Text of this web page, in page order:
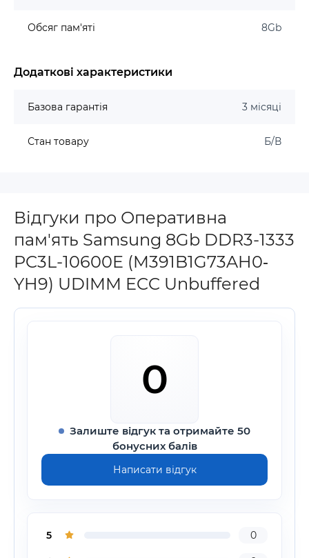
Обсяг пам'яті 8Gb
Додаткові характеристики
Базова гарантія 3 місяці
Стан товару Б/В
Відгуки про Оперативна
пам'ять Samsung 8Gb DDR3-1333
PC3L-10600E (M391B1G73AH0‐
YH9) UDIMM ECC Unbuffered
0
Залиште відгук та отримайте 50
бонусних балів
Написати відгук
5 0